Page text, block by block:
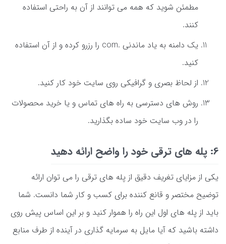
مطمئن شوید که همه می توانند از آن به راحتی استفاده
کنند.
یک دامنه به یاد ماندنی .com را رزرو کرده و از آن استفاده
کنید.
از لحاظ بصری و گرافیکی روی سایت خود کار کنید.
روش های دسترسی به راه های تماس و یا خرید محصولات
را در وب سایت خود ساده بگذارید.
6: پله های ترقی خود را واضح ارائه دهید
یکی از مزایای تغریف دقیق از پله های ترقی را می توان ارائه
توضیح مختصر و قانع کننده برای کسب و کار شما دانست. شما
باید از پله های اول این راه را هموار کنید و بر این اساس پیش روی
داشته باشید که آیا مایل به سرمایه گذاری در آینده از طرف منابع